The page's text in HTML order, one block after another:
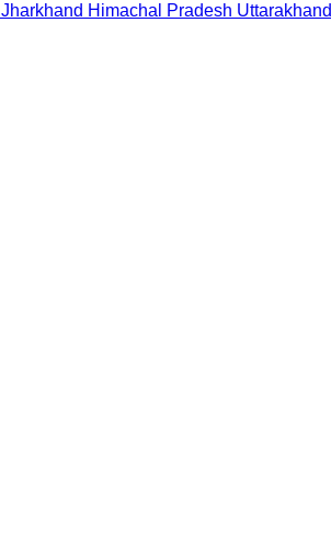
Jharkhand Himachal Pradesh Uttarakhand